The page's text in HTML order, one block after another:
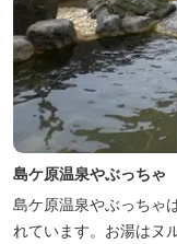
島ケ原温泉やぶっちゃ
島ケ原温泉やぶっちゃ
れています。お湯はヌ